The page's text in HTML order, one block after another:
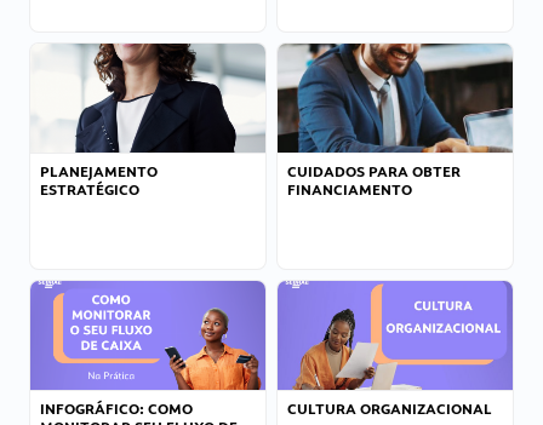
PLANEJAMENTO
ESTRATÉGICO
CUIDADOS PARA OBTER
FINANCIAMENTO
INFOGRÁFICO: COMO
CULTURA ORGANIZACIONAL